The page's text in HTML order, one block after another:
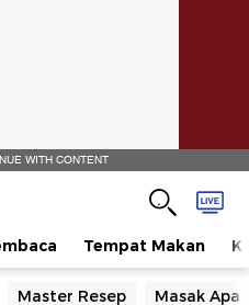
WITH CONTENT
Tempat Makan
Master Resep Masak Apa